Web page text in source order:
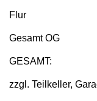
Flur
Gesamt
zzgl. Teilkeller,